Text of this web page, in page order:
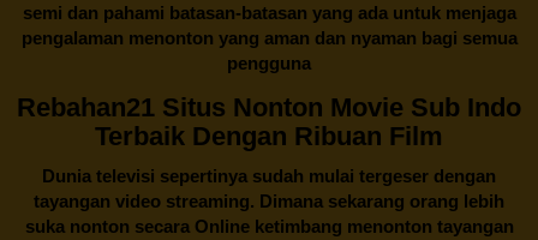
semi dan pahami batasan-batasan yang ada untuk menjaga
pengalaman menonton yang aman dan nyaman bagi semua
pengguna
Rebahan21 Situs Nonton Movie Sub Indo
Terbaik Dengan Ribuan Film
Dunia televisi sepertinya sudah mulai tergeser dengan
tayangan video streaming. Dimana sekarang orang lebih
suka nonton secara Online ketimbang menonton tayangan